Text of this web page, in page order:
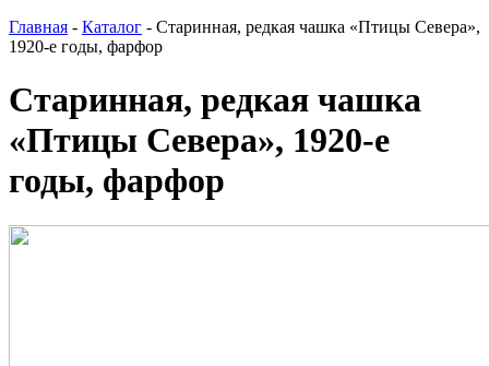
Главная - Каталог - Старинная, редкая чашка «Птицы Севера»,
1920-е годы, фарфор
Старинная, редкая чашка
«Птицы Севера», 1920-е
годы, фарфор